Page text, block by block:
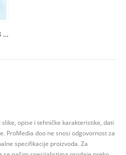
Strip ploče sa 12 x U8 ili F8 stripova i 8 x U12 ili F12 stripova
opise i tehničke karakteristike, dati
ProMedia doo ne snosi odgovornost za
specifikacije proizvoda. Za